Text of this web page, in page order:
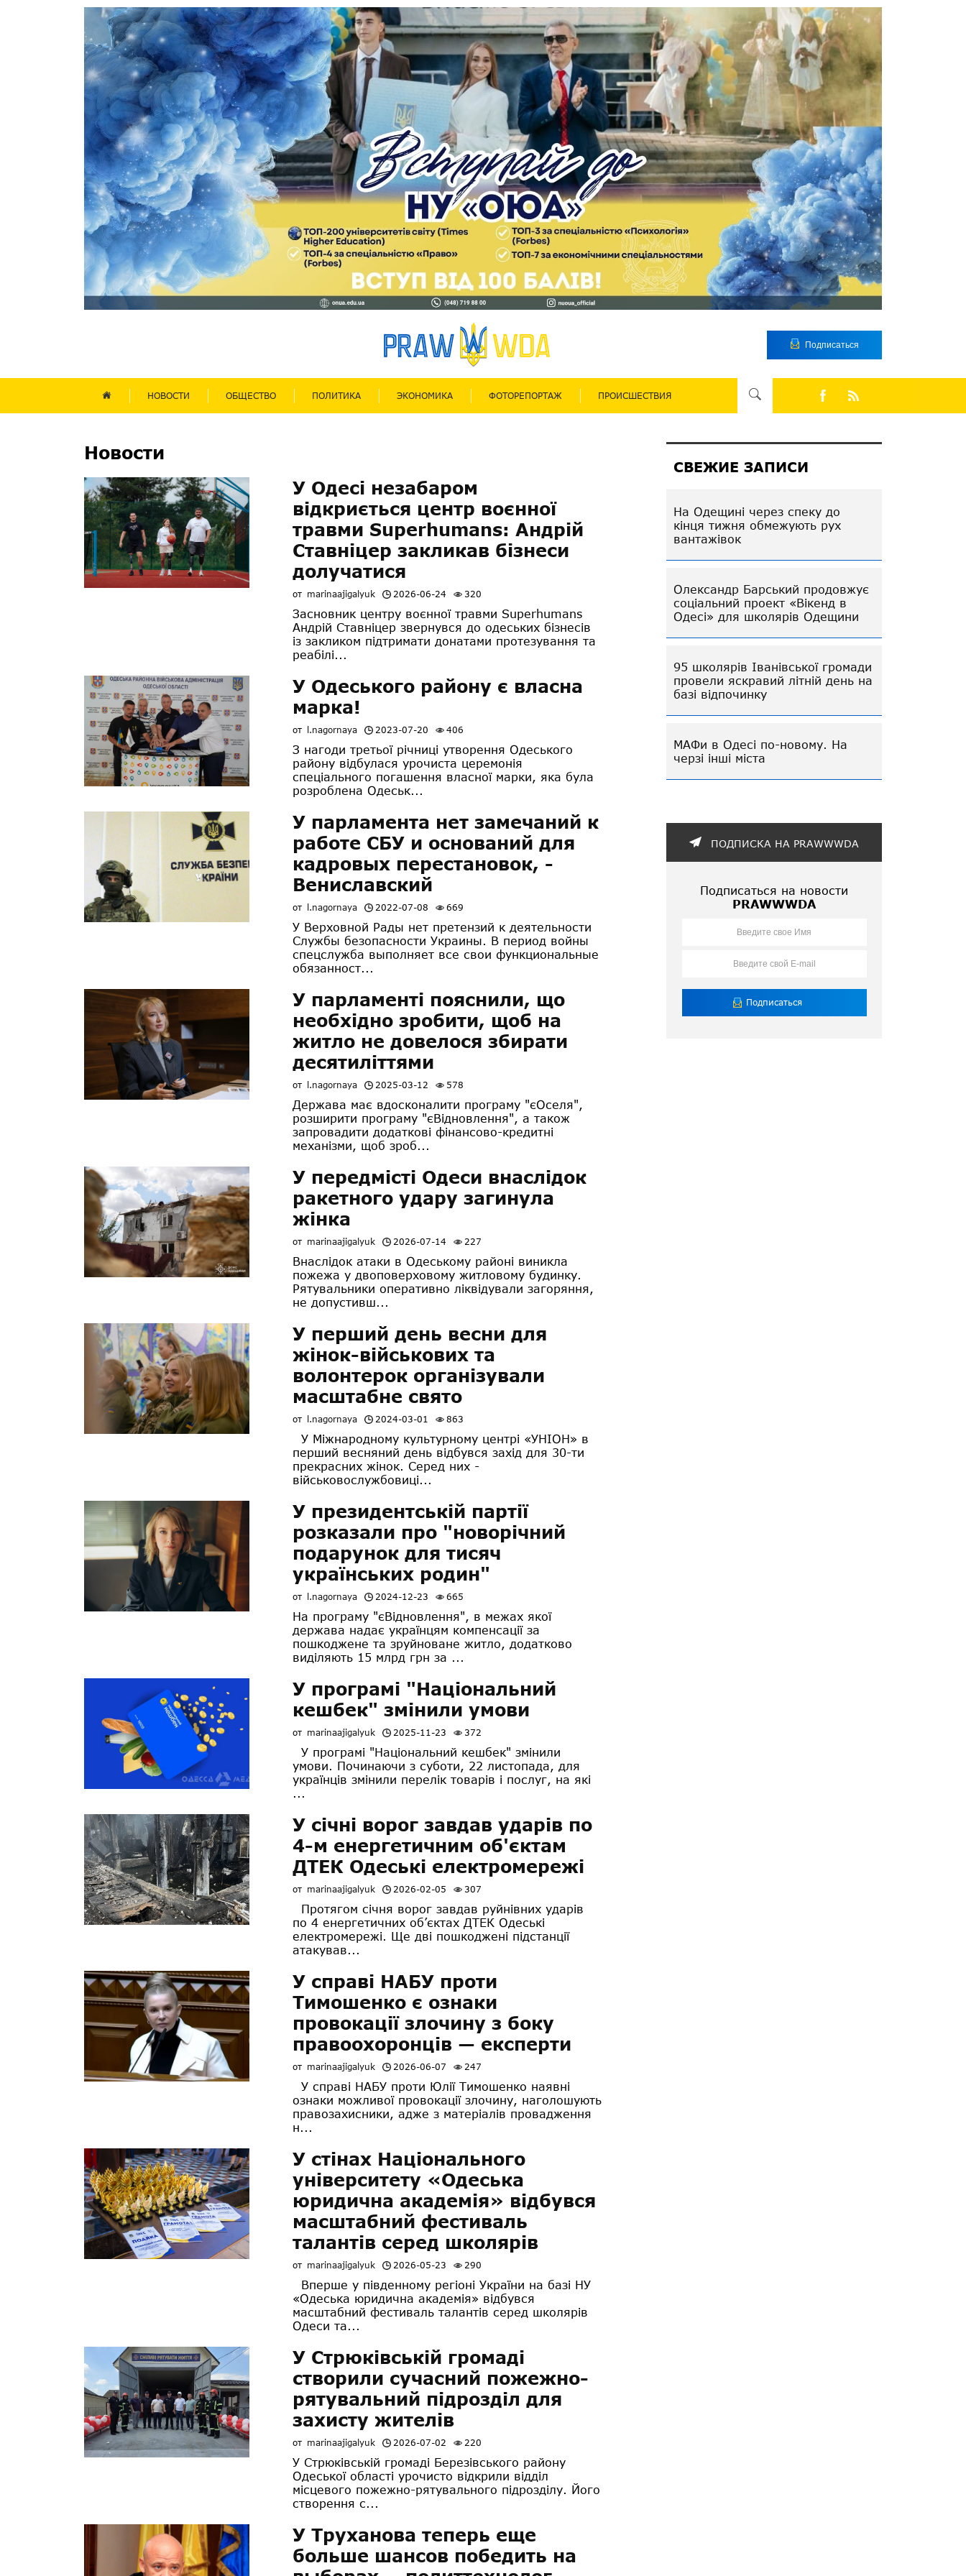
Подписаться
НОВОСТИ ОБЩЕСТВО ПОЛИТИКА ЭКОНОМИКА ФОТОРЕПОРТАЖ ПРОИСШЕСТВИЯ
Новости
У Одесі незабаром
відкриється центр воєнної
травми Superhumans: Андрій
Ставніцер закликав бізнеси
долучатися
от marinaajigalyuk 2026-06-24 320
Засновник центру воєнної травми Superhumans
Андрій Ставніцер звернувся до одеських бізнесів
із закликом підтримати донатами протезування та
реабілі...
У Одеського району є власна
марка!
от l.nagornaya 2023-07-20 406
З нагоди третьої річниці утворення Одеського
району відбулася урочиста церемонія
спеціального погашення власної марки, яка була
розроблена Одеськ...
У парламента нет замечаний к
работе СБУ и оснований для
кадровых перестановок, -
Вениславский
от l.nagornaya 2022-07-08 669
У Верховной Рады нет претензий к деятельности
Службы безопасности Украины. В период войны
спецслужба выполняет все свои функциональные
обязанност...
У парламенті пояснили, що
необхідно зробити, щоб на
житло не довелося збирати
десятиліттями
от l.nagornaya 2025-03-12 578
Держава має вдосконалити програму "єОселя",
розширити програму "єВідновлення", а також
запровадити додаткові фінансово-кредитні
механізми, щоб зроб...
У передмісті Одеси внаслідок
ракетного удару загинула
жінка
от marinaajigalyuk 2026-07-14 227
Внаслідок атаки в Одеському районі виникла
пожежа у двоповерховому житловому будинку.
Рятувальники оперативно ліквідували загоряння,
не допустивш...
У перший день весни для
жінок-військових та
волонтерок організували
масштабне свято
от l.nagornaya 2024-03-01 863
У Міжнародному культурному центрі «УНІОН» в
перший весняний день відбувся захід для 30-ти
прекрасних жінок. Серед них -
військовослужбовиці...
У президентській партії
розказали про "новорічний
подарунок для тисяч
українських родин"
от l.nagornaya 2024-12-23 665
На програму "єВідновлення", в межах якої
держава надає українцям компенсації за
пошкоджене та зруйноване житло, додатково
виділяють 15 млрд грн за ...
У програмі "Національний
кешбек" змінили умови
от marinaajigalyuk 2025-11-23 372
У програмі "Національний кешбек" змінили
умови. Починаючи з суботи, 22 листопада, для
українців змінили перелік товарів і послуг, на які
У січні ворог завдав ударів по
4-м енергетичним об'єктам
ДТЕК Одеські електромережі
от marinaajigalyuk 2026-02-05 307
Протягом січня ворог завдав руйнівних ударів
по 4 енергетичних об’єктах ДТЕК Одеські
електромережі. Ще дві пошкоджені підстанції
атакував...
У справі НАБУ проти
Тимошенко є ознаки
провокації злочину з боку
правоохоронців — експерти
от marinaajigalyuk 2026-06-07 247
У справі НАБУ проти Юлії Тимошенко наявні
ознаки можливої провокації злочину, наголошують
правозахисники, адже з матеріалів провадження
н...
У стінах Національного
університету «Одеська
юридична академія» відбувся
масштабний фестиваль
талантів серед школярів
от marinaajigalyuk 2026-05-23 290
Вперше у південному регіоні України на базі НУ
«Одеська юридична академія» відбувся
масштабний фестиваль талантів серед школярів
Одеси та...
У Стрюківській громаді
створили сучасний пожежно-
рятувальний підрозділ для
захисту жителів
от marinaajigalyuk 2026-07-02 220
У Стрюківській громаді Березівського району
Одеської області урочисто відкрили відділ
місцевого пожежно-рятувального підрозділу. Його
створення с...
У Труханова теперь еще
больше шансов победить на
СВЕЖИЕ ЗАПИСИ
На Одещині через спеку до
кінця тижня обмежують рух
вантажівок
Олександр Барський продовжує
соціальний проект «Вікенд в
Одесі» для школярів Одещини
95 школярів Іванівської громади
провели яскравий літній день на
базі відпочинку
МАФи в Одесі по-новому. На
черзі інші міста
ПОДПИСКА НА PRAWWWDA
Подписаться на новости
PRAWWWDA